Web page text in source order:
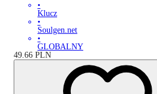
•
Klucz
•
Soulgen.net
•
GLOBALNY
49.66 PLN